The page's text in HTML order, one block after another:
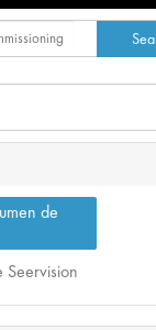
de
Seervision